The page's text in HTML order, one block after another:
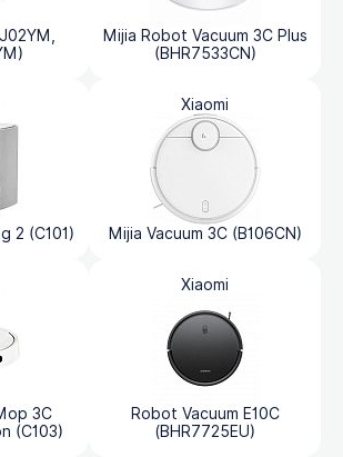
Mijia Robot Vacuum 3C Plus
(BHR7533CN)
2 (C101)
Xiaomi
Mijia Vacuum 3C (B106CN)
3C
(C103)
Xiaomi
Robot Vacuum E10C
(BHR7725EU)